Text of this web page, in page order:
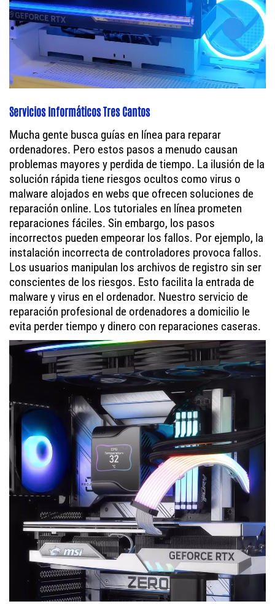
Servicios Informáticos Tres Cantos
Mucha gente busca guías en línea para reparar
ordenadores. Pero estos pasos a menudo causan
problemas mayores y perdida de tiempo. La ilusión de la
solución rápida tiene riesgos ocultos como virus o
malware alojados en webs que ofrecen soluciones de
reparación online. Los tutoriales en línea prometen
reparaciones fáciles. Sin embargo, los pasos
incorrectos pueden empeorar los fallos. Por ejemplo, la
instalación incorrecta de controladores provoca fallos.
Los usuarios manipulan los archivos de registro sin ser
conscientes de los riesgos. Esto facilita la entrada de
malware y virus en el ordenador. Nuestro servicio de
reparación profesional de ordenadores a domicilio le
evita perder tiempo y dinero con reparaciones caseras.